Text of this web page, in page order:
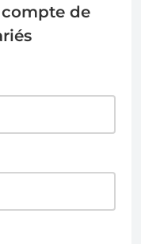
de